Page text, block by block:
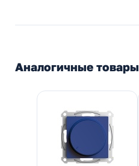
Аналогичные товары